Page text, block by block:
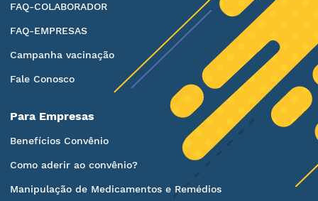
FAQ-COLABORADOR
FAQ-EMPRESAS
Campanha vacinação
Fale Conosco
Para Empresas
Benefícios Convênio
Como aderir ao convênio?
Manipulação de Medicamentos e Remédios